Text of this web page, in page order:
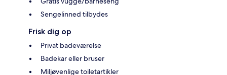
Sengelinned tilbydes
Frisk dig op
Privat badeværelse
Badekar eller bruser
Miljøvenlige toiletartikler